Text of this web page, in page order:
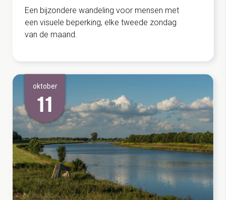
Een bijzondere wandeling voor mensen met
een visuele beperking, elke tweede zondag
van de maand.
oktober
11